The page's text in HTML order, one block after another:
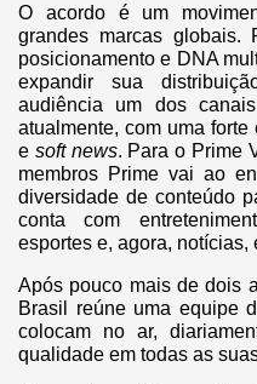
O acordo é um
grandes marcas
posicionamento e DNA
expandir sua
audiência um dos
atualmente, com uma
e soft news. Para o Prime
membros Prime vai ao
diversidade de conteúdo
conta com
esportes e, agora, notícias,
Após pouco mais de dois
Brasil reúne uma equipe
colocam no ar,
qualidade em todas as